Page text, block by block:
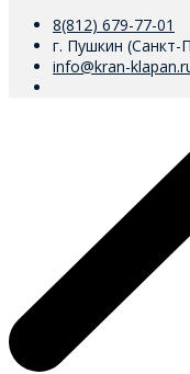
8(812) 679-77-01
г. Пушкин (Санкт-
info@kran-